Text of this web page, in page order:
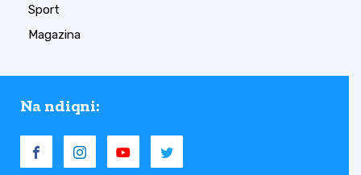
Sport
Magazina
Na ndiqni: